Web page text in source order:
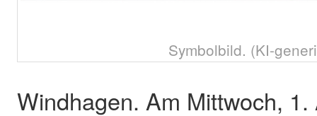
Symbolbild. (KI-
Windhagen. Am Mittwoch,